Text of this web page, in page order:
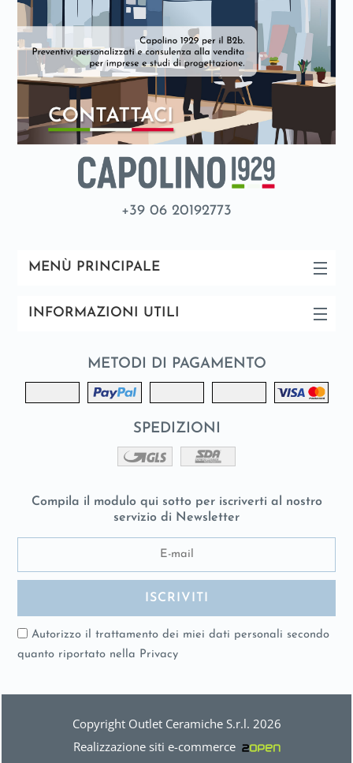
+39 06 20192773
MENÙ PRINCIPALE
INFORMAZIONI UTILI
METODI DI PAGAMENTO
SPEDIZIONI
Compila il modulo qui sotto per iscriverti al nostro
servizio di Newsletter
Autorizzo il trattamento dei miei dati personali secondo
quanto riportato nella Privacy
Copyright Outlet Ceramiche S.r.l. 2026
Realizzazione siti e-commerce